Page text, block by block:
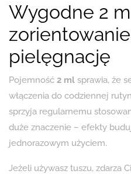
Wygodne 2
pielęgnację
Pojemność 2 ml sprawia, że
włączenia do codziennej
sprzyja regularnemu
duże znaczenie – efekty
jednorazowym użyciem.
Jeżeli używasz tuszu, zdarza